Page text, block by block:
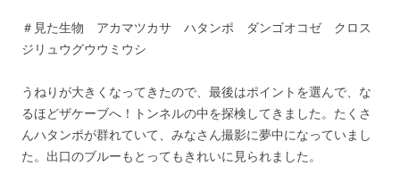
＃見た生物 アカマツカサ ハタンポ ダンゴオコゼ クロス
ジリュウグウウミウシ
うねりが大きくなってきたので、最後はポイントを選んで、な
るほどザケーブへ！トンネルの中を探検してきました。たくさ
んハタンポが群れていて、みなさん撮影に夢中になっていまし
た。出口のブルーもとってもきれいに見られました。